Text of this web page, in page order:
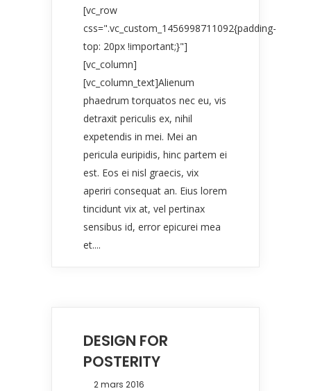
[vc_row
css=".vc_custom_1456998711092{padding-
top: 20px !important;}"]
[vc_column]
[vc_column_text]Alienum
phaedrum torquatos nec eu, vis
detraxit periculis ex, nihil
expetendis in mei. Mei an
pericula euripidis, hinc partem ei
est. Eos ei nisl graecis, vix
aperiri consequat an. Eius lorem
tincidunt vix at, vel pertinax
sensibus id, error epicurei mea
et....
DESIGN FOR
POSTERITY
2 mars 2016